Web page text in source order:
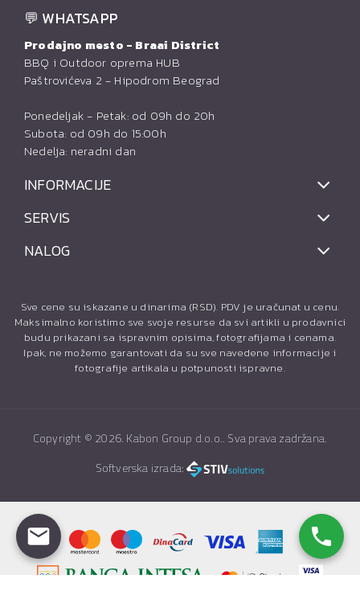
💬 WHATSAPP
Prodajno mesto - Braai District
BBQ i Outdoor oprema HUB
Paštrovićeva 2 - Hipodrom Beograd
Ponedeljak - Petak: od 09h do 20h
Subota: od 09h do 15:00h
Nedelja: neradni dan
INFORMACIJE
SERVIS
NALOG
Sve cene su iskazane u dinarima (RSD). PDV je uračunat u cenu.
Maksimalno koristimo sve svoje resurse da svi artikli u prodavnici
budu prikazani sa ispravnim opisima, fotografijama i cenama.
Ipak, ne možemo garantovati da su sve navedene informacije i
fotografije artikala u potpunosti ispravne.
Copyright © 2026. Kabon Group d.o.o.. Sva prava zadržana.
Softverska izrada: